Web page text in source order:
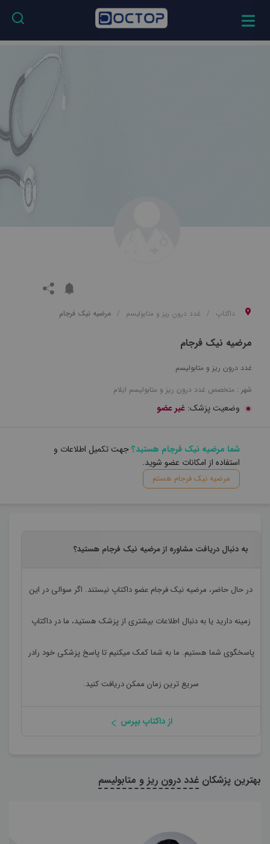
داکتاپ غدد درون ریز و متابولیسم مرضیه نیک فرجام
مرضیه نیک فرجام
غدد درون ریز و متابولیسم
شهر : متخصص غدد درون ریز و متابولیسم ایلام
وضعیت پزشک: غیر عضو
شما مرضیه نیک فرجام هستید؟جهت تکمیل اطلاعات و
استفاده از امکانات عضو شوید.
مرضیه نیک فرجام هستم
به دنبال دریافت مشاوره از مرضیه نیک فرجام هستید؟
در حال حاضر، مرضیه نیک فرجام عضو داکتاپ نیستند. اگر سوالی در این
زمینه دارید یا به دنبال اطلاعات بیشتری از پزشک هستید، ما در داکتاپ
پاسخگوی شما هستیم. ما به شما کمک میکنیم تا پاسخ پزشکی خود رادر
سریع ترین زمان ممکن دریافت کنید.
از داکتاپ بپرس
بهترین پزشکان غدد درون ریز و متابولیسم